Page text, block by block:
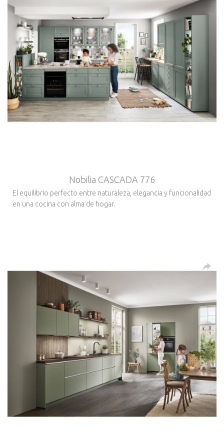
Nobilia CASCADA 776
El equilibrio perfecto entre naturaleza, elegancia y funcionalidad
en una cocina con alma de hogar.